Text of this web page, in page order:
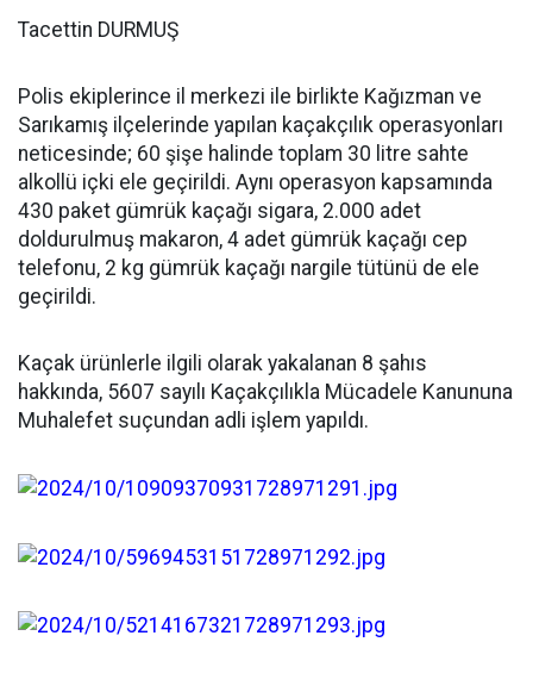
Tacettin DURMUŞ
Polis ekiplerince il merkezi ile birlikte Kağızman ve
Sarıkamış ilçelerinde yapılan kaçakçılık operasyonları
neticesinde; 60 şişe halinde toplam 30 litre sahte
alkollü içki ele geçirildi. Aynı operasyon kapsamında
430 paket gümrük kaçağı sigara, 2.000 adet
doldurulmuş makaron, 4 adet gümrük kaçağı cep
telefonu, 2 kg gümrük kaçağı nargile tütünü de ele
geçirildi.
Kaçak ürünlerle ilgili olarak yakalanan 8 şahıs
hakkında, 5607 sayılı Kaçakçılıkla Mücadele Kanununa
Muhalefet suçundan adli işlem yapıldı.